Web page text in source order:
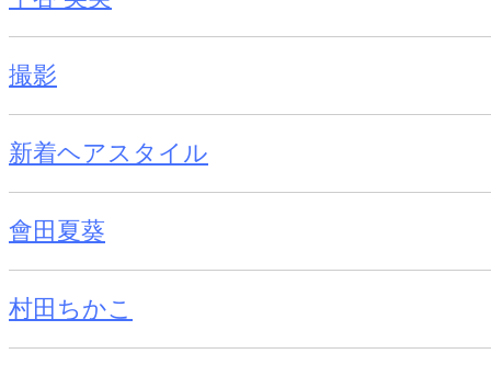
撮影
新着ヘアスタイル
會田夏葵
村田ちかこ